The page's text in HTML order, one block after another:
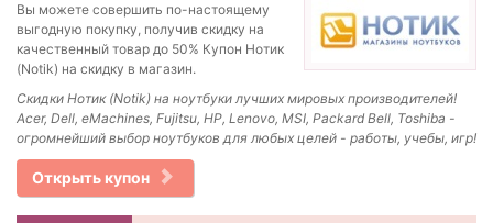
Вы можете совершить по-настоящему
выгодную покупку, получив скидку на
качественный товар до 50% Купон Нотик
(Notik) на скидку в магазин.
Скидки Нотик (Notik) на ноутбуки лучших мировых производителей!
Acer, Dell, eMachines, Fujitsu, HP, Lenovo, MSI, Packard Bell, Toshiba -
огромнейший выбор ноутбуков для любых целей - работы, учебы, игр!
Открыть купон